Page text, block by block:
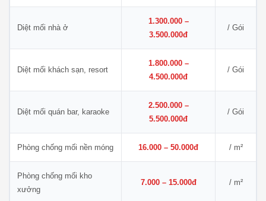
Diệt mối nhà ở
1.300.000 –
3.500.000đ
/ Gói
Diệt mối khách sạn, resort
1.800.000 –
4.500.000đ
/ Gói
Diệt mối quán bar, karaoke
2.500.000 –
5.500.000đ
/ Gói
Phòng chống mối nền móng 16.000 – 50.000đ / m²
Phòng chống mối kho
xưởng
7.000 – 15.000đ / m²